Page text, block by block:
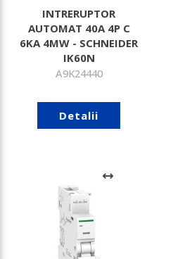
INTRERUPTOR
AUTOMAT 40A 4P C
6KA 4MW - SCHNEIDER
IK60N
A9K24440
Detalii